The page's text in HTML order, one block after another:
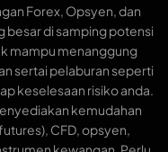
Forex, Opsyen, dan
besar di samping potensi
mampu menanggung
sertai pelaburan seperti
keselesaan risiko anda.
kemudahan
CFD, opsyen,